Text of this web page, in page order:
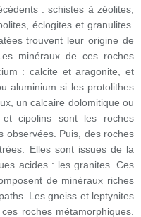
: schistes à zéolites,
éclogites et granulites.
trouvent leur origine de
minéraux de ces roches
: calcite et aragonite, et
aluminium si les protolithes
un calcaire dolomitique ou
cipolins sont les roches
observées. Puis, des roches
Elles sont issues de la
acides : les granites. Ces
de minéraux riches
Les gneiss et leptynites
roches métamorphiques.